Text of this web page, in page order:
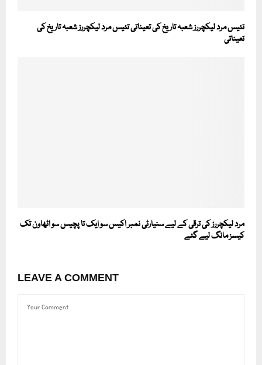
تئیس مرد لیکچررز شعبہ تاریخ کی تعیناتی تئیس مرد لیکچررز شعبہ تاریخ کی
تعیناتی
مرد لیکچررز کی ترقی کے لیے سنیارٹی نمبر اکیس سو ایک تا پچیس سو اٹھاون تک
کیسز مانگ لیے گئے
LEAVE A COMMENT